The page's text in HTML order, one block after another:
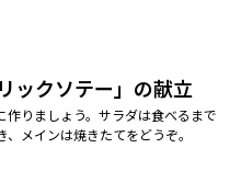
ックソテー」の献立
作りましょう。サラダは食べるまで
メインは焼きたてをどうぞ。